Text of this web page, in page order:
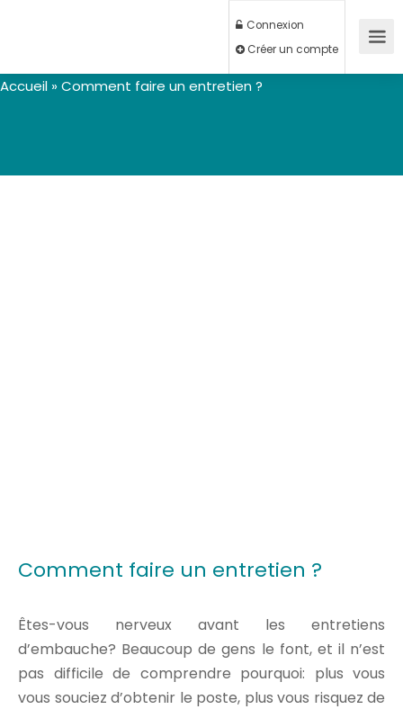
Connexion
Créer un compte
Accueil »Comment faire un entretien ?
Comment faire un entretien ?
Êtes-vous nerveux avant les entretiens
d’embauche? Beaucoup de gens le font, et il n’est
pas difficile de comprendre pourquoi: plus vous
vous souciez d’obtenir le poste, plus vous risquez de